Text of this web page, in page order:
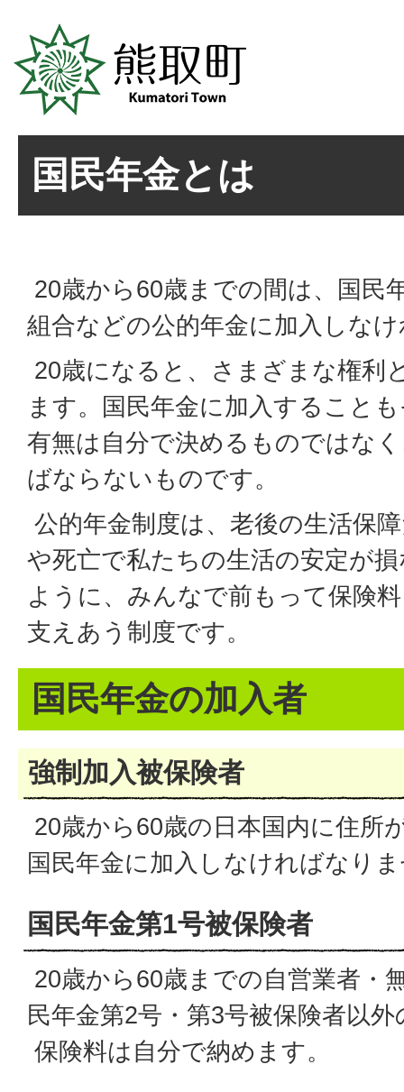
国民年金とは
20歳から60歳までの間は、国民
組合などの公的年金に加入しな
20歳になると、さまざまな権利
ます。国民年金に加入すること
有無は自分で決めるものではな
ばならないものです。
公的年金制度は、老後の生活保
や死亡で私たちの生活の安定が
ように、みんなで前もって保険
支えあう制度です。
国民年金の加入者
強制加入被保険者
20歳から60歳の日本国内に住所
国民年金に加入しなければなり
国民年金第1号被保険者
20歳から60歳までの自営業者・
民年金第2号・第3号被保険者以外
保険料は自分で納めます。